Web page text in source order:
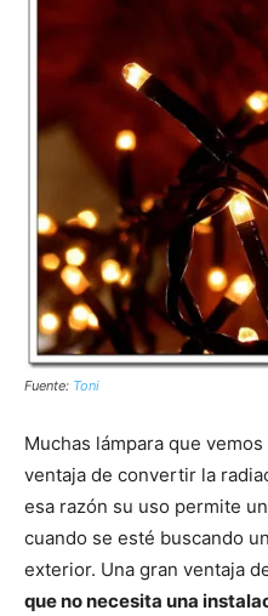
Fuente: Toni
Muchas lámpara que
ventaja de convertir la
esa razón su uso permite
cuando se esté buscando
exterior. Una gran ventaja
que no necesita una